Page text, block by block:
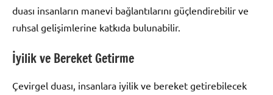
duası insanların manevi bağlantılarını güçlendirebilir ve
ruhsal gelişimlerine katkıda bulunabilir.
İyilik ve Bereket Getirme
Çevirgel duası, insanlara iyilik ve bereket getirebilecek